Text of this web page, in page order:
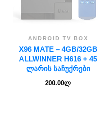
ANDROID TV BOX
X96 MATE – 4GB/32GB
ALLWINNER H616 + 45
ᲚᲐᲠᲘᲡ ᲡᲐᲩᲣᲥᲠᲔᲑᲘ
200.00ლ